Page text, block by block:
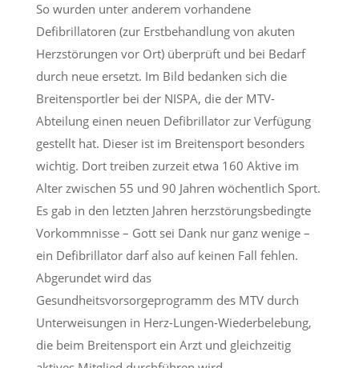
So wurden unter anderem vorhandene
Defibrillatoren (zur Erstbehandlung von akuten
Herzstörungen vor Ort) überprüft und bei Bedarf
durch neue ersetzt. Im Bild bedanken sich die
Breitensportler bei der NISPA, die der MTV-
Abteilung einen neuen Defibrillator zur Verfügung
gestellt hat. Dieser ist im Breitensport besonders
wichtig. Dort treiben zurzeit etwa 160 Aktive im
Alter zwischen 55 und 90 Jahren wöchentlich Sport.
Es gab in den letzten Jahren herzstörungsbedingte
Vorkommnisse – Gott sei Dank nur ganz wenige –
ein Defibrillator darf also auf keinen Fall fehlen.
Abgerundet wird das
Gesundheitsvorsorgeprogramm des MTV durch
Unterweisungen in Herz-Lungen-Wiederbelebung,
die beim Breitensport ein Arzt und gleichzeitig